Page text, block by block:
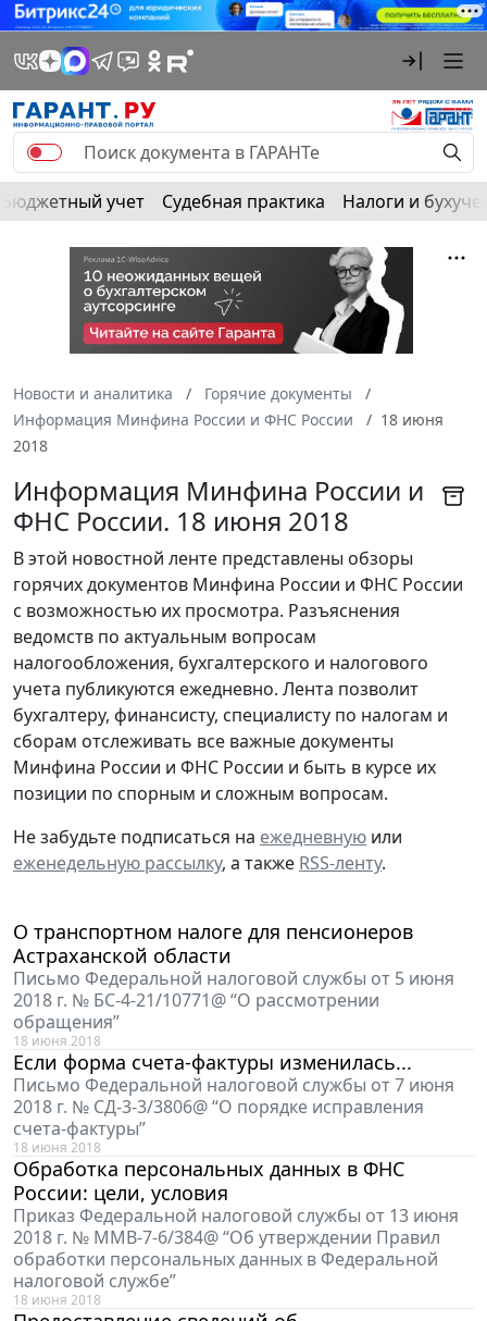
Бюджетный учет Судебная практика Налоги и
Новости и аналитика
Горячие документы
Информация Минфина России и ФНС России
18 июня
2018
Информация Минфина России и
ФНС России. 18 июня 2018
В этой новостной ленте представлены обзоры
горячих документов Минфина России и ФНС России
с возможностью их просмотра. Разъяснения
ведомств по актуальным вопросам
налогообложения, бухгалтерского и налогового
учета публикуются ежедневно. Лента позволит
бухгалтеру, финансисту, специалисту по налогам и
сборам отслеживать все важные документы
Минфина России и ФНС России и быть в курсе их
позиции по спорным и сложным вопросам.
Не забудьте подписаться на ежедневную или
еженедельную рассылку, а также RSS-ленту.
О транспортном налоге для пенсионеров
Астраханской области
Письмо Федеральной налоговой службы от 5 июня
2018 г. № БС-4-21/10771@ “О рассмотрении
обращения”
18 июня 2018
Если форма счета-фактуры изменилась...
Письмо Федеральной налоговой службы от 7 июня
2018 г. № СД-3-3/3806@ “О порядке исправления
счета-фактуры”
18 июня 2018
Обработка персональных данных в ФНС
России: цели, условия
Приказ Федеральной налоговой службы от 13 июня
2018 г. № ММВ-7-6/384@ “Об утверждении Правил
обработки персональных данных в Федеральной
налоговой службе”
18 июня 2018